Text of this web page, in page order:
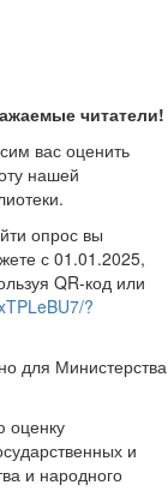
читатели!
вас оценить
нашей
опрос вы
с 01.01.2025,
QR-код или
?
для Министерства
оценку
и
и народного